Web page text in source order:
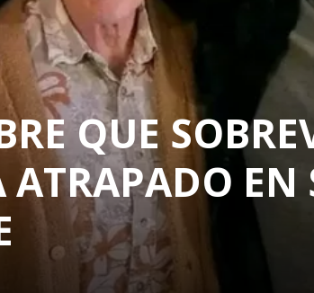
QUE
ATRAPADO EN